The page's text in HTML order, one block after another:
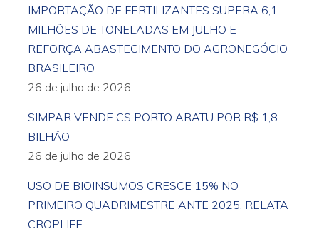
IMPORTAÇÃO DE FERTILIZANTES SUPERA 6,1
MILHÕES DE TONELADAS EM JULHO E
REFORÇA ABASTECIMENTO DO AGRONEGÓCIO
BRASILEIRO
26 de julho de 2026
SIMPAR VENDE CS PORTO ARATU POR R$ 1,8
BILHÃO
26 de julho de 2026
USO DE BIOINSUMOS CRESCE 15% NO
PRIMEIRO QUADRIMESTRE ANTE 2025, RELATA
CROPLIFE